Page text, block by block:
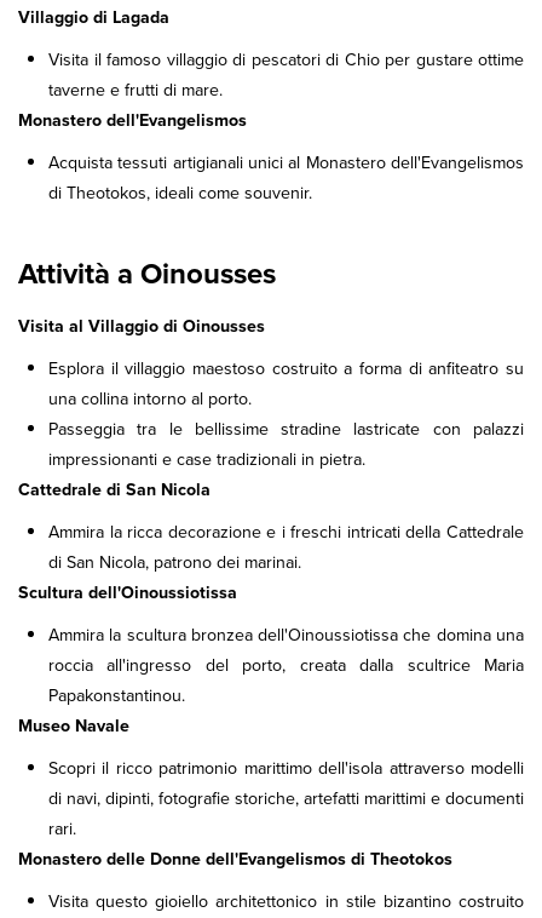
Villaggio di Lagada
Visita il famoso villaggio di pescatori di Chio per gustare ottime
taverne e frutti di mare.
Monastero dell'Evangelismos
Acquista tessuti artigianali unici al Monastero dell'Evangelismos
di Theotokos, ideali come souvenir.
Attività a Oinousses
Visita al Villaggio di Oinousses
Esplora il villaggio maestoso costruito a forma di anfiteatro su
una collina intorno al porto.
Passeggia tra le bellissime stradine lastricate con palazzi
impressionanti e case tradizionali in pietra.
Cattedrale di San Nicola
Ammira la ricca decorazione e i freschi intricati della Cattedrale
di San Nicola, patrono dei marinai.
Scultura dell'Oinoussiotissa
Ammira la scultura bronzea dell'Oinoussiotissa che domina una
roccia all'ingresso del porto, creata dalla scultrice Maria
Papakonstantinou.
Museo Navale
Scopri il ricco patrimonio marittimo dell'isola attraverso modelli
di navi, dipinti, fotografie storiche, artefatti marittimi e documenti
rari.
Monastero delle Donne dell'Evangelismos di Theotokos
Visita questo gioiello architettonico in stile bizantino costruito